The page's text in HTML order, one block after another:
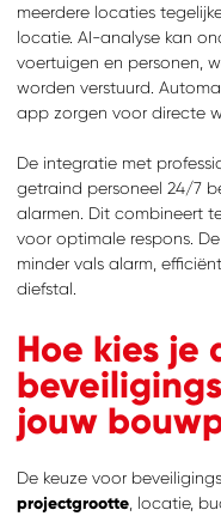
meerdere locaties
locatie. AI-analyse kan
voertuigen en personen,
worden verstuurd.
app zorgen voor directe
De integratie met
getraind personeel 24/7
alarmen. Dit combineert
voor optimale respons.
minder vals alarm,
diefstal.
Hoe kies je
jouw
De keuze voor
projectgrootte , locatie,